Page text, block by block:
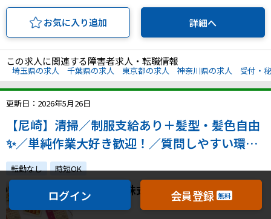
お気に入り追加 詳細へ
この求人に関連する障害者求人・転職情報
埼玉県の求人 千葉県の求人 東京都の求人 神奈川県の求人 受付・
更新日：2026年5月26日
【尼崎】清掃／制服支給あり＋髪型・髪色自由
✨／単純作業大好き歓迎！／質問しやすい環境
／CMでお馴染みの高成長企業！
転勤なし 時短OK
ナッシュ株式会社
ログイン 会員登録 無料